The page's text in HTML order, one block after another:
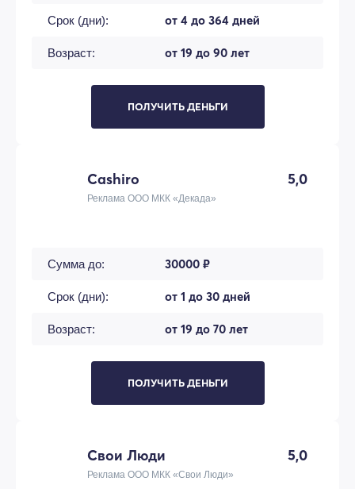
Срок (дни): от 4 до 364 дней
Возраст: от 19 до 90 лет
ПОЛУЧИТЬ ДЕНЬГИ
Cashiro 5,0
Реклама ООО МКК «Декада»
Сумма до: 30000 ₽
Срок (дни): от 1 до 30 дней
Возраст: от 19 до 70 лет
ПОЛУЧИТЬ ДЕНЬГИ
Свои Люди 5,0
Реклама ООО МКК «Свои Люди»